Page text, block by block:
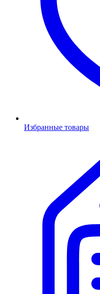
Избранные товары